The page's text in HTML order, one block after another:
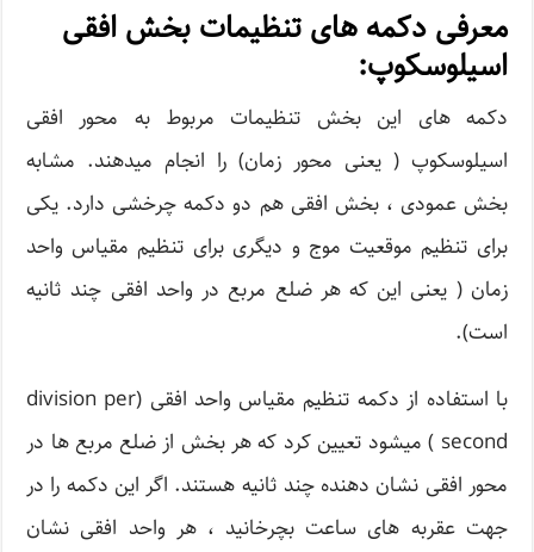
معرفی دکمه های تنظیمات بخش افقی
اسیلوسکوپ:
دکمه های این بخش تنظیمات مربوط به محور افقی
اسیلوسکوپ ( یعنی محور زمان) را انجام میدهند. مشابه
بخش عمودی ، بخش افقی هم دو دکمه چرخشی دارد. یکی
برای تنظیم موقعیت موج و دیگری برای تنظیم مقیاس واحد
زمان ( یعنی این که هر ضلع مربع در واحد افقی چند ثانیه
است).
با استفاده از دکمه تنظیم مقیاس واحد افقی (division per
second ) میشود تعیین کرد که هر بخش از ضلع مربع ها در
محور افقی نشان دهنده چند ثانیه هستند. اگر این دکمه را در
جهت عقربه های ساعت بچرخانید ، هر واحد افقی نشان